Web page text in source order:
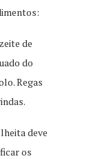
de
do
Regas
deve
os